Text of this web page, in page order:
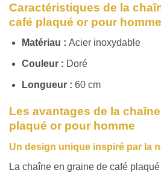
Caractéristiques de la
café plaqué or pour homme
Matériau : Acier inoxydable
Couleur : Doré
Longueur : 60 cm
Les avantages de la
plaqué or pour homme
Un design unique inspiré par la
La chaîne en graine de café